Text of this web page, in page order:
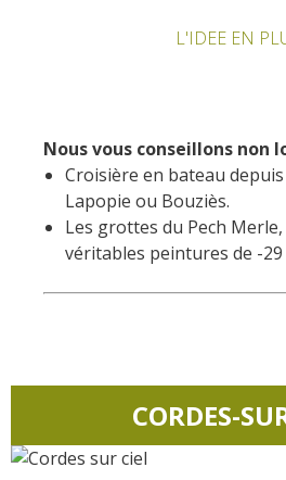
L'IDEE EN
Nous vous conseillons non
Croisière en bateau
Lapopie ou Bouziès.
Les grottes du Pech
véritables peintures de -29
CORDES-